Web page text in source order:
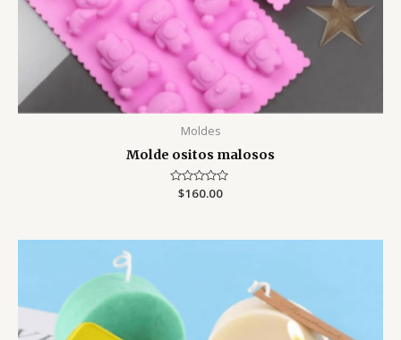
Moldes
Molde ositos malosos
Valorado
$160.00